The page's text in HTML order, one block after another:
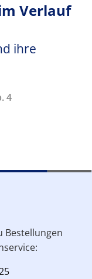
Verlauf
ihre
4
Bestellungen